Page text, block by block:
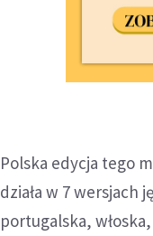
Polska edycja tego
działa w 7 wersjach
portugalska,